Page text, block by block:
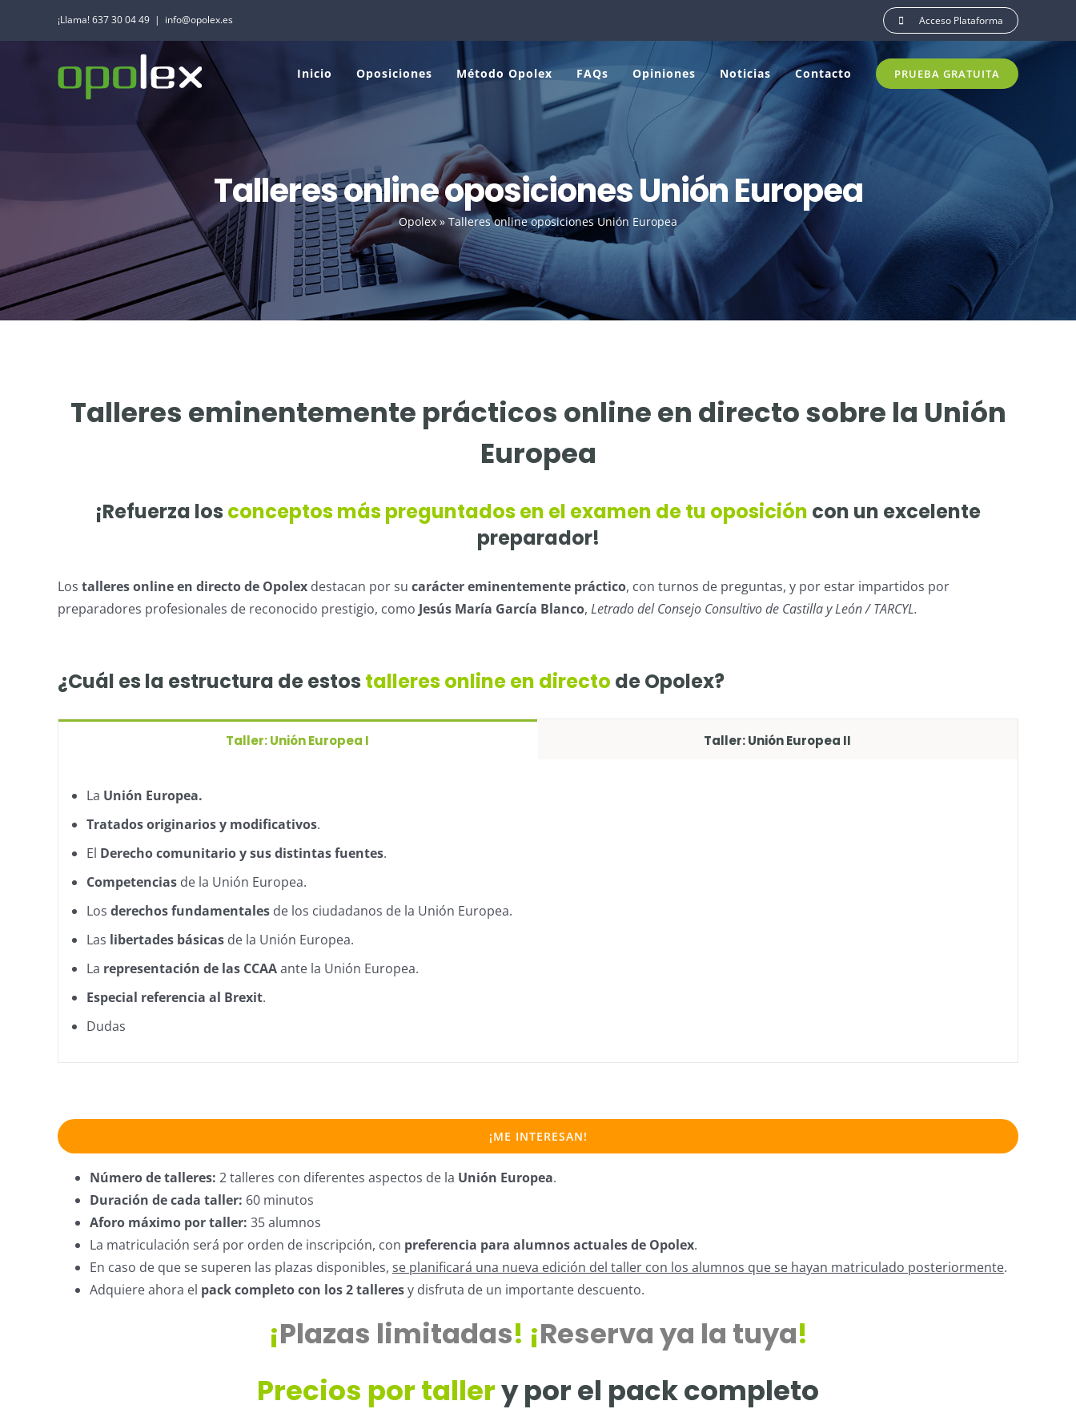
¡Llama! 637 30 04 49 | info@opolex.es Acceso Plataforma
Inicio Oposiciones Método Opolex FAQs Opiniones Noticias Contacto PRUEBA GRATUITA
Talleres online oposiciones Unión Europea
Opolex »Talleres online oposiciones Unión Europea
Talleres eminentemente prácticos online en directo sobre la Unión
Europea
¡Refuerza los conceptos más preguntados en el examen de tu oposición con un excelente
preparador!
Los talleres online en directo de Opolex destacan por su carácter eminentemente práctico, con turnos de preguntas, y por estar impartidos por
preparadores profesionales de reconocido prestigio, como Jesús María García Blanco, Letrado del Consejo Consultivo de Castilla y León / TARCYL.
¿Cuál es la estructura de estos talleres online en directo de Opolex?
Taller: Unión Europea I Taller: Unión Europea II
La Unión Europea.
Tratados originarios y modificativos.
El Derecho comunitario y sus distintas fuentes.
Competenciasde la Unión Europea.
Los derechos fundamentalesde los ciudadanos de la Unión Europea.
Las libertades básicasde la Unión Europea.
La representación de las CCAAante la Unión Europea.
Especial referencia al Brexit.
Dudas
¡ME INTERESAN!
Número de talleres: 2 talleres con diferentes aspectos de la Unión Europea.
Duración de cada taller: 60 minutos
Aforo máximo por taller: 35 alumnos
La matriculación será por orden de inscripción, con preferencia para alumnos actuales de Opolex.
En caso de que se superen las plazas disponibles, se planificará una nueva edición del taller con los alumnos que se hayan matriculado posteriormente.
Adquiere ahora el pack completo con los 2 talleresy disfruta de un importante descuento.
¡Plazas limitadas! ¡Reserva ya la tuya!
Precios por tallery por el pack completo